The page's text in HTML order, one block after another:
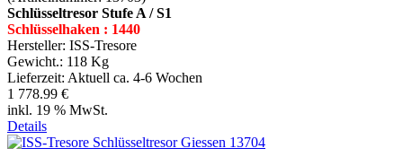
Schlüsseltresor Stufe A / S1
Schlüsselhaken : 1440
Hersteller: ISS-Tresore
Gewicht.: 118 Kg
Lieferzeit: Aktuell ca. 4-6 Wochen
1 778.99 €
inkl. 19 % MwSt.
Details